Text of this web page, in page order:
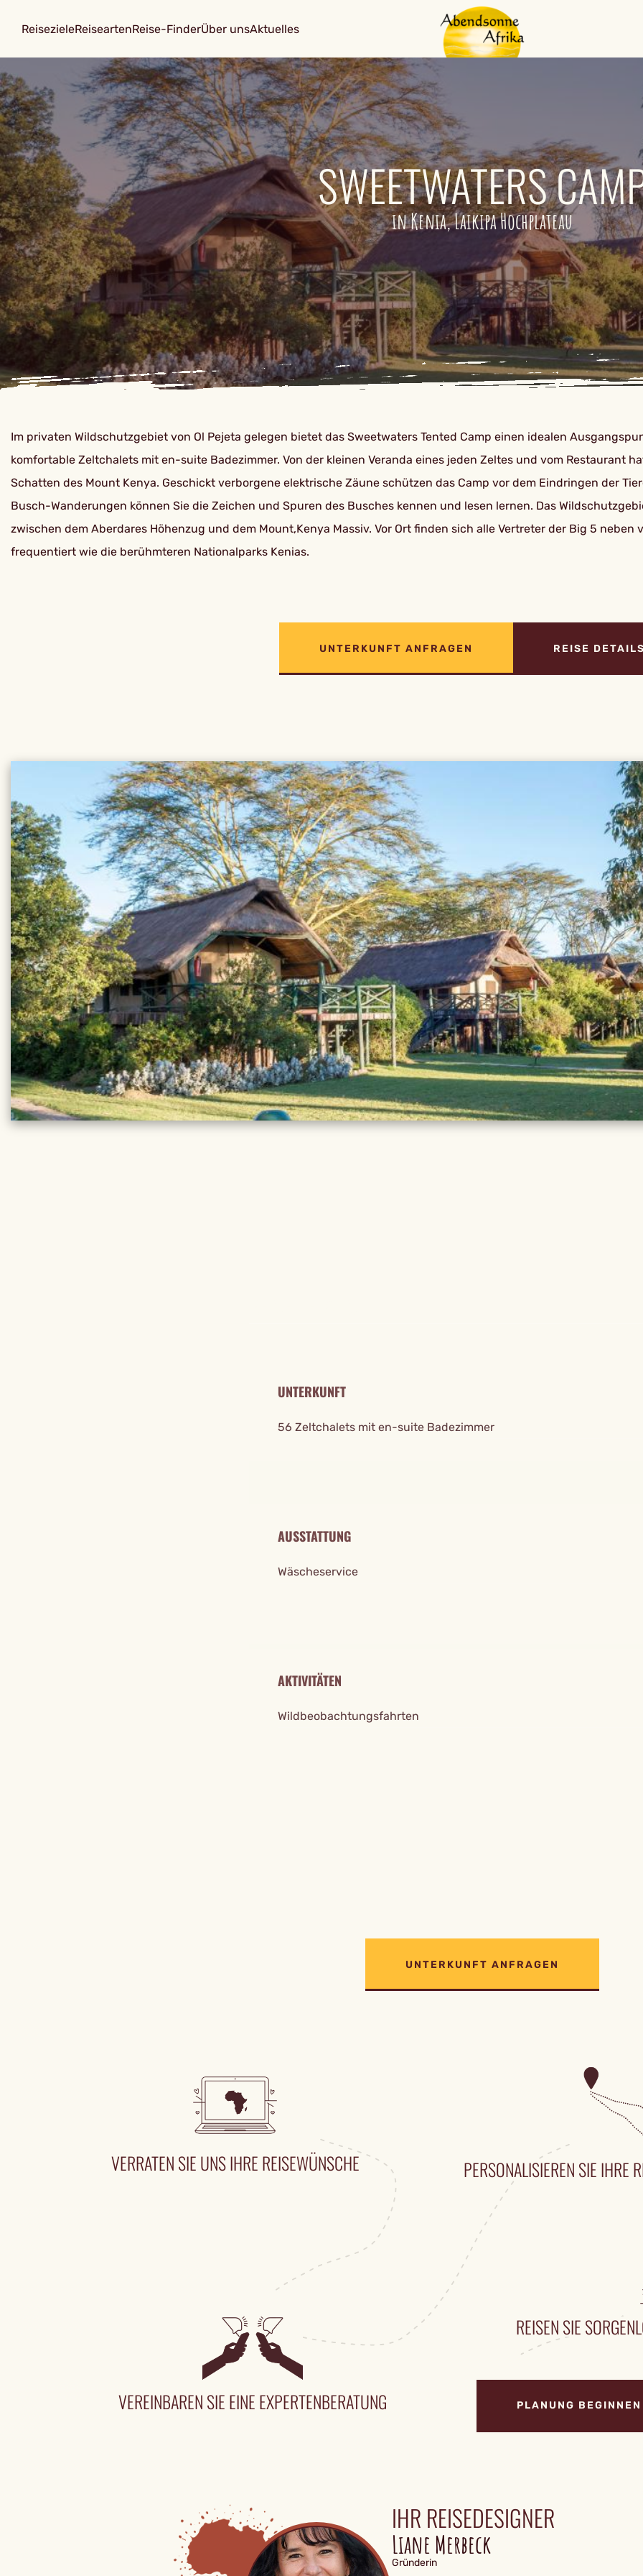
ReisezieleReiseartenReise-FinderÜber unsAktuelles
SWEETWATERS
in Kenia, Laikipa Hochplateau
Im privaten Wildschutzgebiet von Ol Pejeta gelegen bietet das Sweetwaters Tented Camp einen idealen
komfortable Zeltchalets mit en-suite Badezimmer. Von der kleinen Veranda eines jeden Zeltes und vom Restaurant
Schatten des Mount Kenya. Geschickt verborgene elektrische Zäune schützen das Camp vor dem Eindringen der
Busch-Wanderungen können Sie die Zeichen und Spuren des Busches kennen und lesen lernen. Das
zwischen dem Aberdares Höhenzug und dem Mount,Kenya Massiv. Vor Ort finden sich alle Vertreter der Big 5
frequentiert wie die berühmteren Nationalparks Kenias.
UNTERKUNFT ANFRAGEN REISE
UNTERKUNFT
56 Zeltchalets mit en-suite Badezimmer
AUSSTATTUNG
Wäscheservice
AKTIVITÄTEN
Wildbeobachtungsfahrten
UNTERKUNFT ANFRAGEN
VERRATEN SIE UNS IHRE REISEWÜNSCHE
VEREINBAREN SIE EINE EXPERTENBERATUNG
PERSONALISIEREN SIE IHRE
REISEN SIE
PLANUNG BEGINNEN
IHR REISEDESIGNER
Liane Merbeck
Gründerin